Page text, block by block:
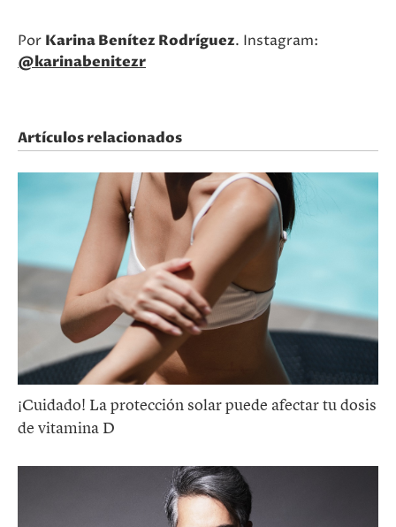
Por Karina Benítez Rodríguez. Instagram:
@karinabenitezr
Artículos relacionados
¡Cuidado! La protección solar puede afectar tu dosis
de vitamina D